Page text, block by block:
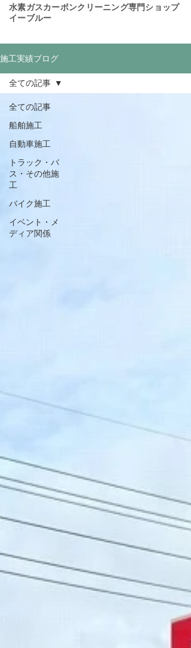
​水素ガスカーボンクリーニング専門ショップ
イーブルー
施工実績ブログ
全ての記事
船舶施工
自動車施工
トラック・バ
ス・その他施
工
バイク施工
イベント・メ
ディア関係
全ての記事